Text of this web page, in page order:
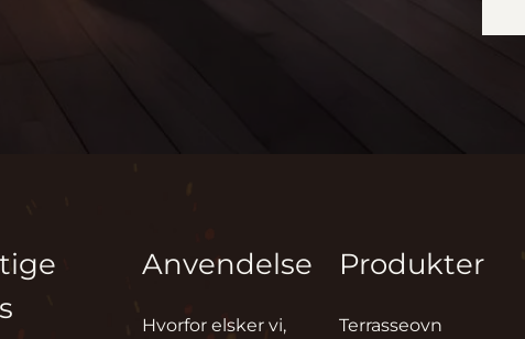
Anvendelse
Hvorfor elsker vi,
Produkter
Terrasseovn